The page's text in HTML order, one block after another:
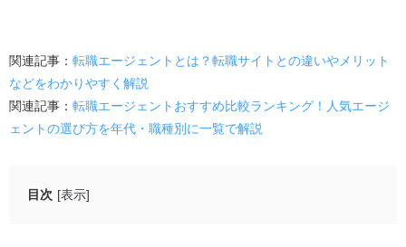
関連記事： 転職エージェントとは？転職サイトとの違いやメリット
などをわかりやすく解説
関連記事： 転職エージェントおすすめ比較ランキング！人気エージ
ェントの選び方を年代・職種別に一覧で解説
目次 [表示]